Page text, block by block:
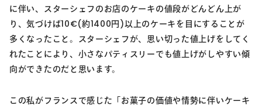
に伴い、スターシェフのお店のケーキの値段がどんどん上が
り、気づけば10€(約1400円)以上のケーキを目にすることが
多くなったこと。スターシェフが、思い切った値上げをしてく
れたことにより、小さなパティスリーでも値上げがしやすい傾
向ができたのだと思います。
この私がフランスで感じた「お菓子の価値や情勢に伴いケーキ